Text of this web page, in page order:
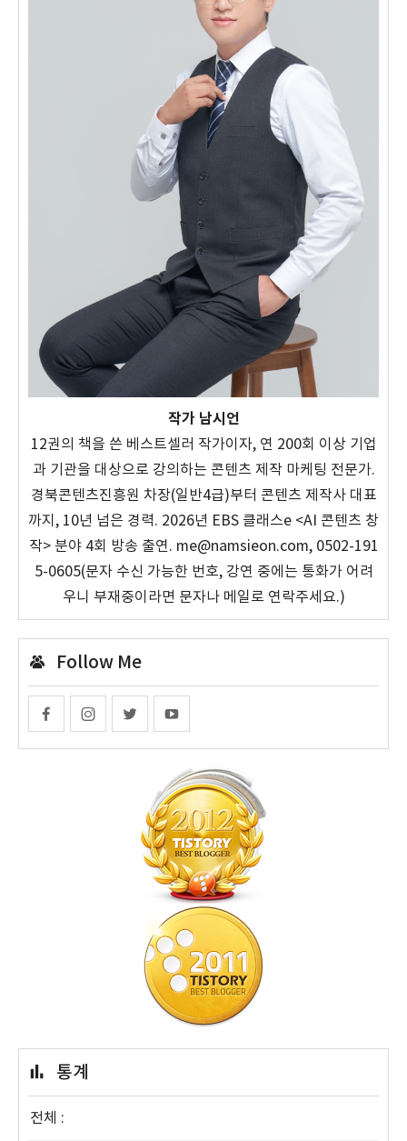
작가 남시언
12권의 책을 쓴 베스트셀러 작가이자, 연 200회 이상 기업
과 기관을 대상으로 강의하는 콘텐츠 제작 마케팅 전문가.
경북콘텐츠진흥원 차장(일반4급)부터 콘텐츠 제작사 대표
까지, 10년 넘은 경력. 2026년 EBS 클래스e <AI 콘텐츠 창
작> 분야 4회 방송 출연. me@namsieon.com, 0502-191
5-0605(문자 수신 가능한 번호, 강연 중에는 통화가 어려
우니 부재중이라면 문자나 메일로 연락주세요.)
Follow Me
통계
전체 :